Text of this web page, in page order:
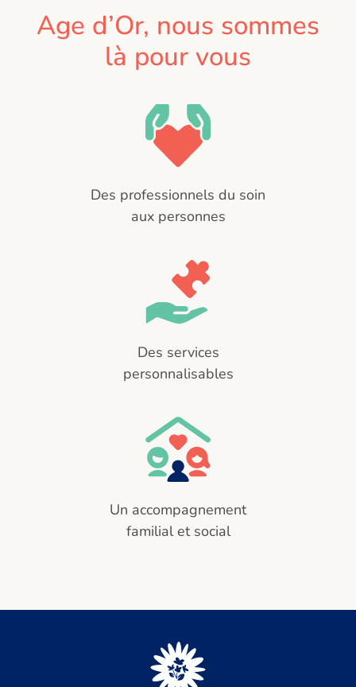
Age d’Or, nous sommes
là pour vous
Des professionnels du soin
aux personnes
Des services
personnalisables
Un accompagnement
familial et social